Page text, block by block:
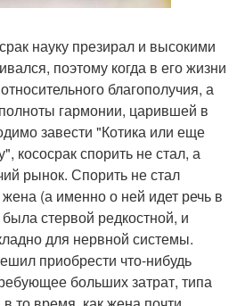
науку презирал и высокими
поэтому когда в его жизни
благополучия, а
гармонии, царившей в
завести "Котика или еще
кососрак спорить не стал, а
рынок. Спорить не стал
(а именно о ней идет речь в
стервой редкостной, и
для нервной системы.
приобрести что-нибудь
больших затрат, типа